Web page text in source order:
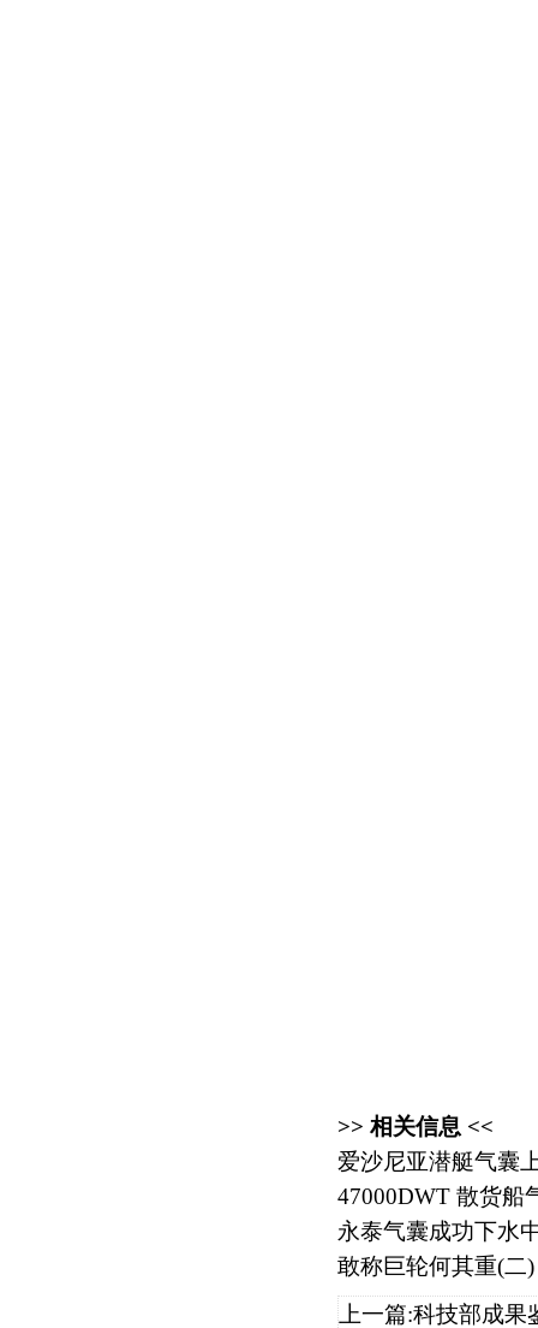
>> 相关信息 <<
爱沙尼亚潜艇气囊
47000DWT 散货船
永泰气囊成功下水
敢称巨轮何其重(二)
上一篇:科技部成果